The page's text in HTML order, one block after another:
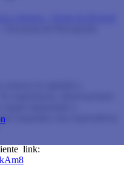
colegios - Norte de Bogotá
conocer tu opinión y
experiencia, observaciones
seguir mejorando y
responda a las expectativas
link: